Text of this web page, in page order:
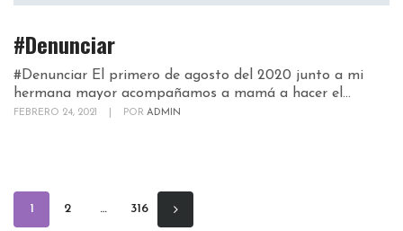
#Denunciar
#Denunciar El primero de agosto del 2020 junto a mi
hermana mayor acompañamos a mamá a hacer el...
FEBRERO 24, 2021 POR ADMIN
1 2 … 316